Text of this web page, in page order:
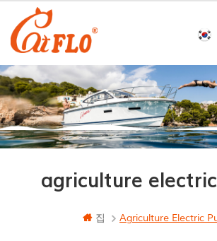
agriculture
집 Agriculture Electric